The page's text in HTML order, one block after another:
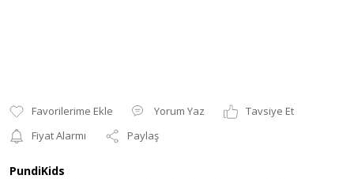
Yorum Yaz
Tavsiye Et
Fiyat Alarmı
Paylaş
PundiKids